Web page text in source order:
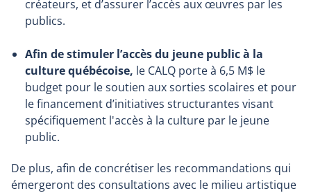
créateurs, et d’assurer l’accès aux œuvres par les
publics.
Afin de stimuler l’accès du jeune public à la
culture québécoise, le CALQ porte à 6,5 M$ le
budget pour le soutien aux sorties scolaires et pour
le financement d’initiatives structurantes visant
spécifiquement l'accès à la culture par le jeune
public.
De plus, afin de concrétiser les recommandations qui
émergeront des consultations avec le milieu artistique